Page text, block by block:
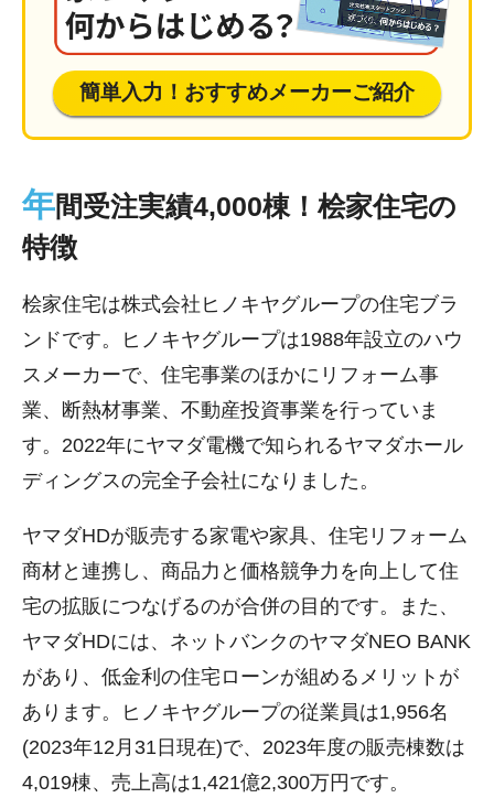
簡単入力！おすすめメーカーご紹介
年間受注実績4,000棟！桧家住宅の
特徴
桧家住宅は株式会社ヒノキヤグループの住宅ブラ
ンドです。ヒノキヤグループは1988年設立のハウ
スメーカーで、住宅事業のほかにリフォーム事
業、断熱材事業、不動産投資事業を行っていま
す。2022年にヤマダ電機で知られるヤマダホール
ディングスの完全子会社になりました。
ヤマダHDが販売する家電や家具、住宅リフォーム
商材と連携し、商品力と価格競争力を向上して住
宅の拡販につなげるのが合併の目的です。また、
ヤマダHDには、ネットバンクのヤマダNEO BANK
があり、低金利の住宅ローンが組めるメリットが
あります。ヒノキヤグループの従業員は1,956名
(2023年12月31日現在)で、2023年度の販売棟数は
4,019棟、売上高は1,421億2,300万円です。